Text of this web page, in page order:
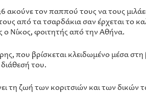
ακούνε τον παππού τους να τους
από τα τσαρδάκια σαν έρχεται το
ο Νίκος, φοιτητής από την Αθήνα.
που βρίσκεται κλειδωμένο μέσα στη
του.
τη ζωή των κοριτσιών και των δικών